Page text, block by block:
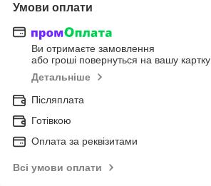
Умови оплати
Ви отримаєте замовлення
або гроші повернуться на вашу картку
Детальніше
Післяплата
Готівкою
Оплата за реквізитами
Всі умови оплати